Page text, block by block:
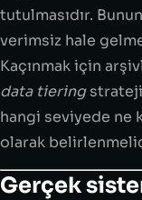
tutulmasıdır.
verimsiz hale
Kaçınmak için
data tiering
hangi seviyede ne
olarak
Gerçek